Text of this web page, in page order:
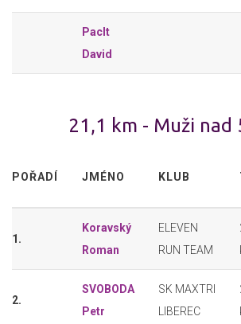
Paclt
David
21,1 km - Muži nad
POŘADÍ JMÉNO KLUB
1.
Koravský
Roman
ELEVEN
RUN TEAM
2.
SVOBODA
Petr
SK MAXTRI
LIBEREC